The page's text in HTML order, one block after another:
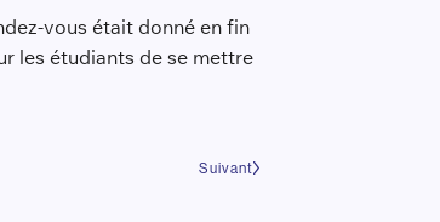
vous était donné en fin
les étudiants de se mettre
Suivant